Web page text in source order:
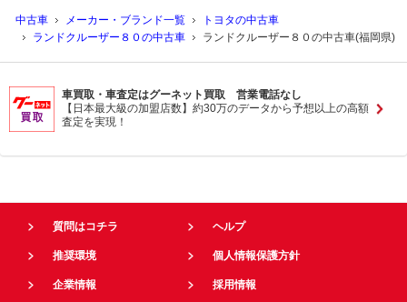
中古車 メーカー・ブランド一覧
トヨタの中古車
ランドクルーザー８０の中古車
ランドクルーザー８０の中古車(福岡県)
車買取・車査定はグーネット買取 営業電話なし
【日本最大級の加盟店数】約30万のデータから予想以上の高額
査定を実現！
質問はコチラ ヘルプ
推奨環境 個人情報保護方針
企業情報 採用情報